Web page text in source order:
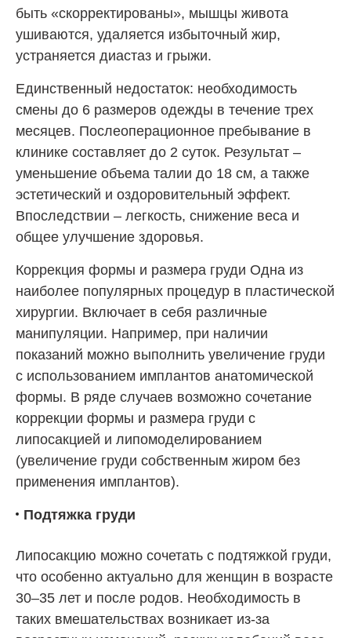
быть «скорректированы», мышцы живота
ушиваются, удаляется избыточный жир,
устраняется диастаз и грыжи.
Единственный недостаток: необходимость
смены до 6 размеров одежды в течение трех
месяцев. Послеоперационное пребывание в
клинике составляет до 2 суток. Результат –
уменьшение объема талии до 18 см, а также
эстетический и оздоровительный эффект.
Впоследствии – легкость, снижение веса и
общее улучшение здоровья.
Коррекция формы и размера груди Одна из
наиболее популярных процедур в пластической
хирургии. Включает в себя различные
манипуляции. Например, при наличии
показаний можно выполнить увеличение груди
с использованием имплантов анатомической
формы. В ряде случаев возможно сочетание
коррекции формы и размера груди с
липосакцией и липомоделированием
(увеличение груди собственным жиром без
применения имплантов).
Подтяжка груди
Липосакцию можно сочетать с подтяжкой груди,
что особенно актуально для женщин в возрасте
30–35 лет и после родов. Необходимость в
таких вмешательствах возникает из-за